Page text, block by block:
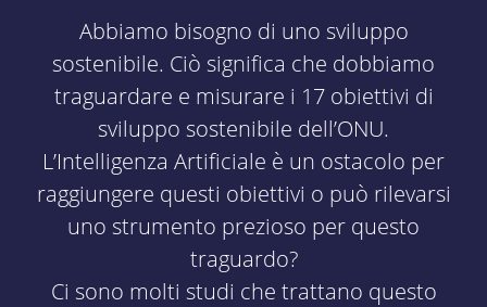
Abbiamo bisogno di uno sviluppo
sostenibile. Ciò significa che dobbiamo
traguardare e misurare i 17 obiettivi di
sviluppo sostenibile dell’ONU.
L’Intelligenza Artificiale è un ostacolo per
raggiungere questi obiettivi o può rilevarsi
uno strumento prezioso per questo
traguardo?
Ci sono molti studi che trattano questo